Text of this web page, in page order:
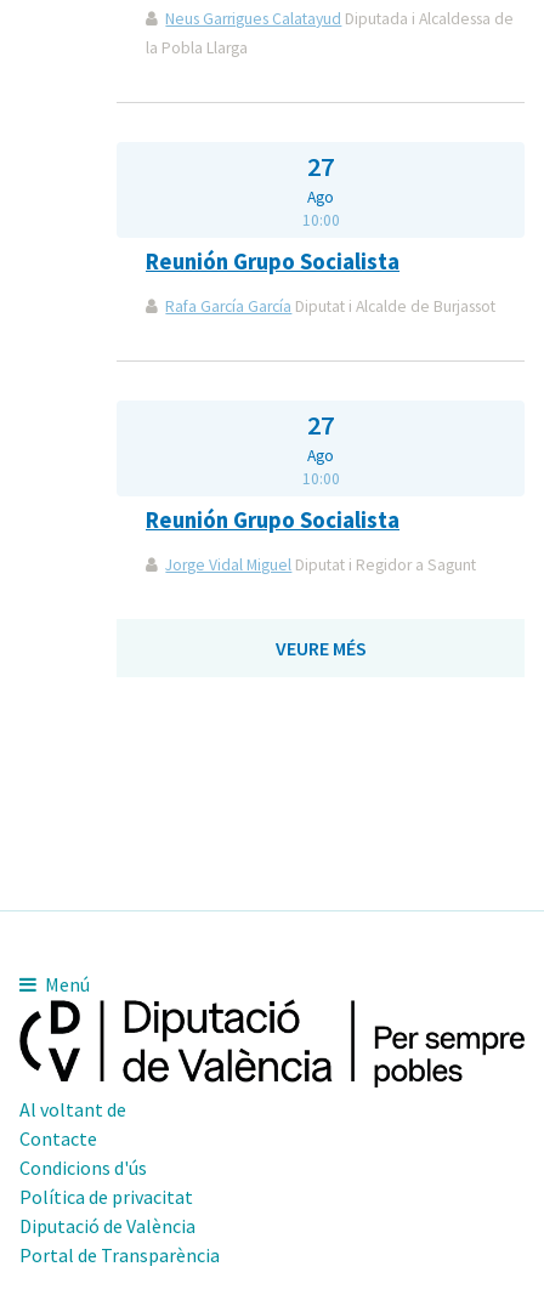
Neus Garrigues Calatayud Diputada i Alcaldessa de
la Pobla Llarga
27
Ago
10:00
Reunión Grupo Socialista
Rafa García García Diputat i Alcalde de Burjassot
27
Ago
10:00
Reunión Grupo Socialista
Jorge Vidal Miguel Diputat i Regidor a Sagunt
VEURE MÉS
Menú
Al voltant de
Contacte
Condicions d'ús
Política de privacitat
Diputació de València
Portal de Transparència